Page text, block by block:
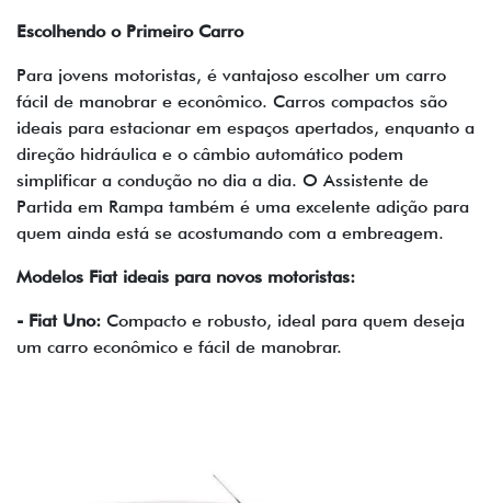
Escolhendo o Primeiro Carro
Para jovens motoristas, é vantajoso escolher um carro
fácil de manobrar e econômico. Carros compactos são
ideais para estacionar em espaços apertados, enquanto a
direção hidráulica e o câmbio automático podem
simplificar a condução no dia a dia. O Assistente de
Partida em Rampa também é uma excelente adição para
quem ainda está se acostumando com a embreagem.
Modelos Fiat ideais para novos motoristas:
- Fiat Uno: Compacto e robusto, ideal para quem deseja
um carro econômico e fácil de manobrar.